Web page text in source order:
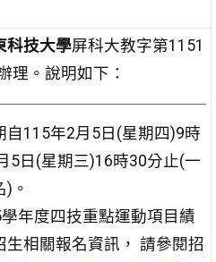
科技大學屏科大教字第1151
理。說明如下：
自115年2月5日(星期四)9時
5日(星期三)16時30分止(一
。
年度四技重點運動項目績
生相關報名資訊， 請參閱招